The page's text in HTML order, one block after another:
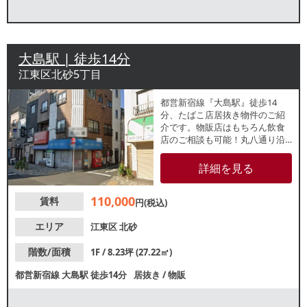
大島駅 | 徒歩14分
江東区北砂5丁目
都営新宿線『大島駅』徒歩14
分、たばこ店居抜き物件のご紹
介です。物販店はもちろん飲食
店のご相談も可能！丸八通り沿
いの視認性良好な1階角地路面店
です。約8.23坪の小箱物件で新
規出店をお考えの方にもおすす
ください。
詳細を見る
賃料 110,000円(税込)
エリア
江東区北砂
階数/面積
1F / 8.23坪 (27.22㎡)
都営新宿線 大島駅徒歩14分 居抜き /物販